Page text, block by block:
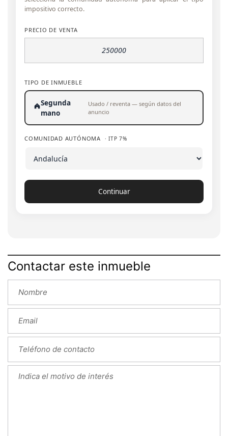
impositivo correcto.
PRECIO DE VENTA
TIPO DE INMUEBLE
Segunda
mano
Usado / reventa — según datos del
anuncio
COMUNIDAD AUTÓNOMA · ITP 7%
Continuar
Contactar este inmueble